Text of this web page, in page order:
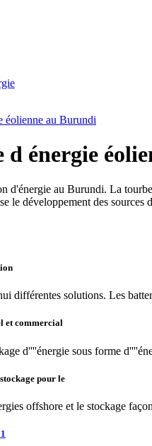
éolienne au Burundi
d énergie
d'énergie au Burundi. La
le développement des sources
différentes solutions. Les
et commercial
d''''énergie sous forme
pour le
offshore et le stockage